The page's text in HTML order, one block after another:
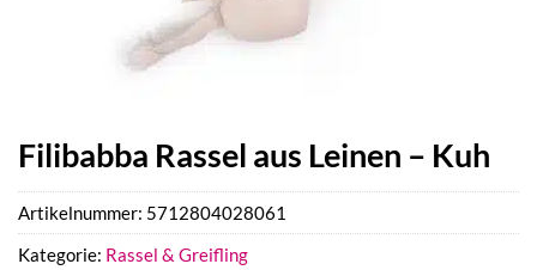
Filibabba Rassel aus Leinen – Kuh
Artikelnummer: 5712804028061
Kategorie: Rassel & Greifling